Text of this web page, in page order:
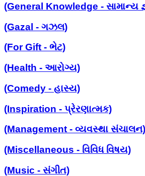
(General Knowledge - સામાન્ય
(Gazal - ગઝલ)
(For Gift - ભેટ)
(Health - આરોગ્ય)
(Comedy - હાસ્ય)
(Inspiration - પ્રેરણાત્મક)
(Management - વ્યવસ્થા સંચાલન)
(Miscellaneous - વિવિધ વિષય)
(Music - સંગીત)